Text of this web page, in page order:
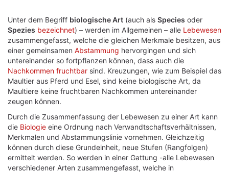
Unter dem Begriff biologische Art (auch als Species oder
Spezies bezeichnet) – werden im Allgemeinen – alle Lebewesen
zusammengefasst, welche die gleichen Merkmale besitzen, aus
einer gemeinsamen Abstammung hervorgingen und sich
untereinander so fortpflanzen können, dass auch die
Nachkommen fruchtbar sind. Kreuzungen, wie zum Beispiel das
Maultier aus Pferd und Esel, sind keine biologische Art, da
Maultiere keine fruchtbaren Nachkommen untereinander
zeugen können.
Durch die Zusammenfassung der Lebewesen zu einer Art kann
die Biologie eine Ordnung nach Verwandtschaftsverhältnissen,
Merkmalen und Abstammungslinie vornehmen. Gleichzeitig
können durch diese Grundeinheit, neue Stufen (Rangfolgen)
ermittelt werden. So werden in einer Gattung -alle Lebewesen
verschiedener Arten zusammengefasst, welche in